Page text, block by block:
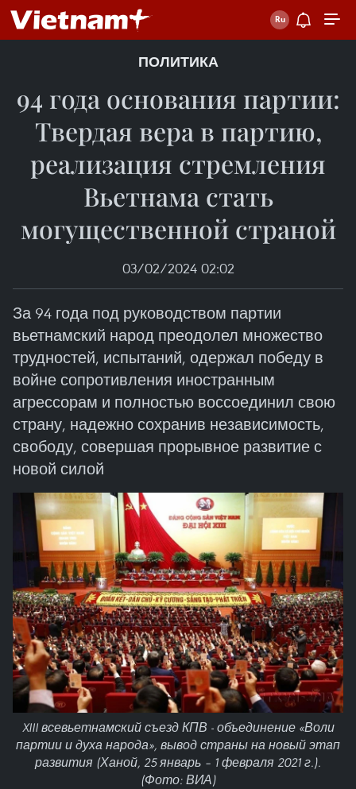
ПОЛИТИКА
94 года основания партии:
Твердая вера в партию,
реализация стремления
Вьетнама стать
могущественной страной
03/02/2024 02:02
За 94 года под руководством партии
вьетнамский народ преодолел множество
трудностей, испытаний, одержал победу в
войне сопротивления иностранным
агрессорам и полностью воссоединил свою
страну, надежно сохранив независимость,
свободу, совершая прорывное развитие с
новой силой
XIII всевьетнамский съезд КПВ - объединение «Воли
партии и духа народа», вывод страны на новый этап
развития (Ханой, 25 январь – 1 февраля 2021 г.).
(Фото: ВИА)